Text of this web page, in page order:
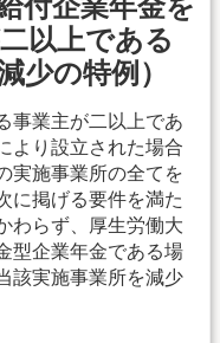
付企業年金を
以上である
少の特例）
事業主が二以上であ
より設立された場合
実施事業所の全てを
に掲げる要件を満た
わらず、厚生労働大
型企業年金である場
該実施事業所を減少